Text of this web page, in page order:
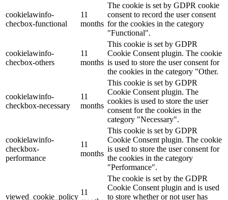
cookielawinfo-
checbox-functional
11
months
The cookie is set by GDPR cookie
consent to record the user consent
for the cookies in the category
"Functional".
cookielawinfo-
checbox-others
11
months
This cookie is set by GDPR
Cookie Consent plugin. The cookie
is used to store the user consent for
the cookies in the category "Other.
cookielawinfo-
checkbox-necessary
11
months
This cookie is set by GDPR
Cookie Consent plugin. The
cookies is used to store the user
consent for the cookies in the
category "Necessary".
cookielawinfo-
checkbox-
performance
11
months
This cookie is set by GDPR
Cookie Consent plugin. The cookie
is used to store the user consent for
the cookies in the category
"Performance".
viewed_cookie_policy
11
The cookie is set by the GDPR
Cookie Consent plugin and is used
to store whether or not user has